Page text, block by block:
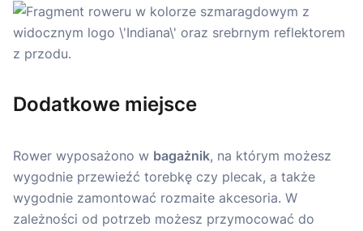
Dodatkowe miejsce
Rower wyposażono w bagażnik, na którym możesz
wygodnie przewieźć torebkę czy plecak, a także
wygodnie zamontować rozmaite akcesoria. W
zależności od potrzeb możesz przymocować do